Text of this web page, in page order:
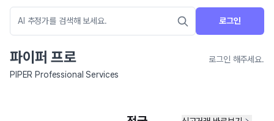
로그인
파이퍼 프로
로그인 해주세요.
PIPER Professional Services